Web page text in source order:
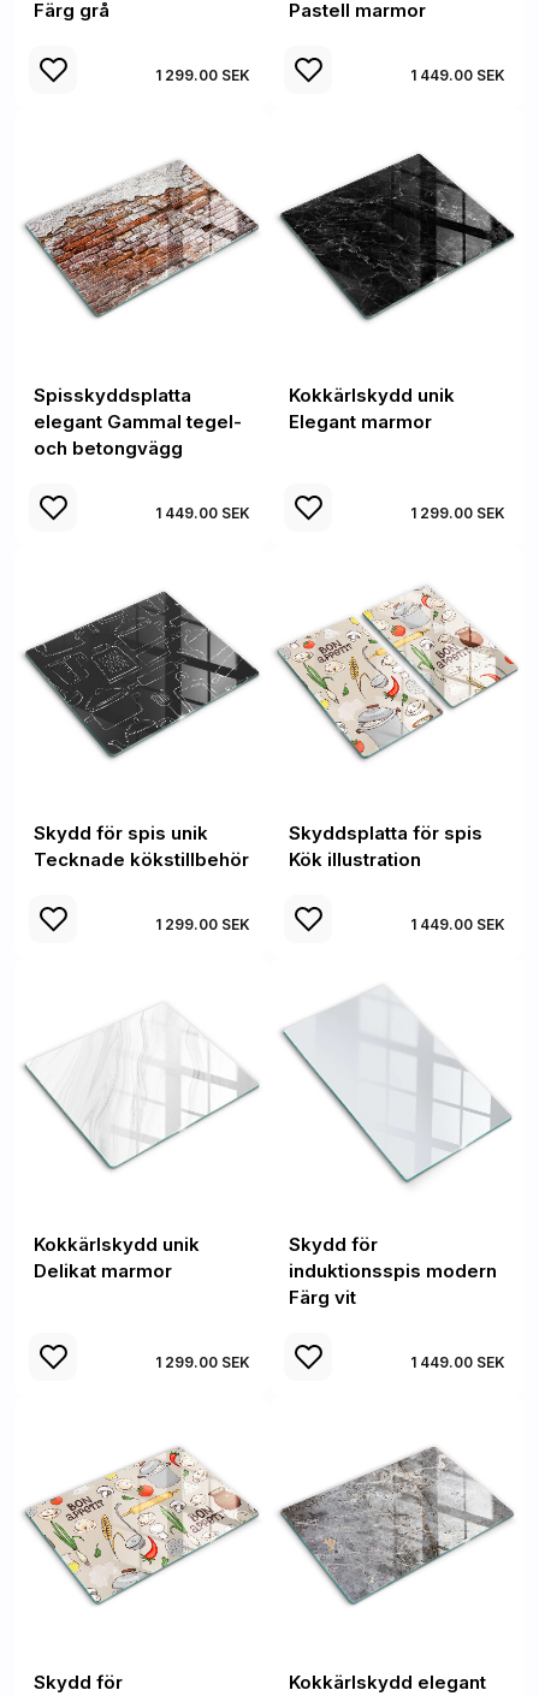
Färg grå
1 299.00 SEK
Pastell marmor
1 449.00 SEK
Spisskyddsplatta
elegant Gammal tegel-
och betongvägg
1 449.00 SEK
Kokkärlskydd unik
Elegant marmor
1 299.00 SEK
Skydd för spis unik
Tecknade kökstillbehör
1 299.00 SEK
Skyddsplatta för spis
Kök illustration
1 449.00 SEK
Kokkärlskydd unik
Delikat marmor
1 299.00 SEK
Skydd för
induktionsspis modern
Färg vit
1 449.00 SEK
Skydd för
Kokkärlskydd elegant